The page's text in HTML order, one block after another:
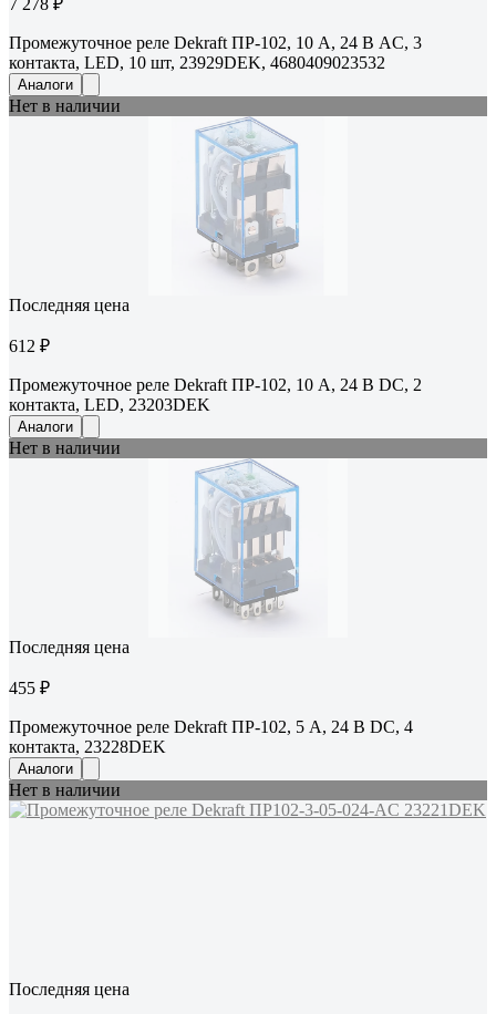
7 278 ₽
Промежуточное реле Dekraft ПР-102, 10 А, 24 В AC, 3
контакта, LED, 10 шт, 23929DEK, 4680409023532
Аналоги
Нет в наличии
Последняя цена
612 ₽
Промежуточное реле Dekraft ПР-102, 10 А, 24 В DC, 2
контакта, LED, 23203DEK
Аналоги
Нет в наличии
Последняя цена
455 ₽
Промежуточное реле Dekraft ПР-102, 5 А, 24 В DC, 4
контакта, 23228DEK
Аналоги
Нет в наличии
Последняя цена